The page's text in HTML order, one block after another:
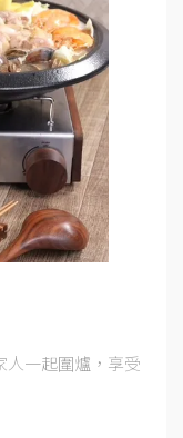
人一起圍爐，享受